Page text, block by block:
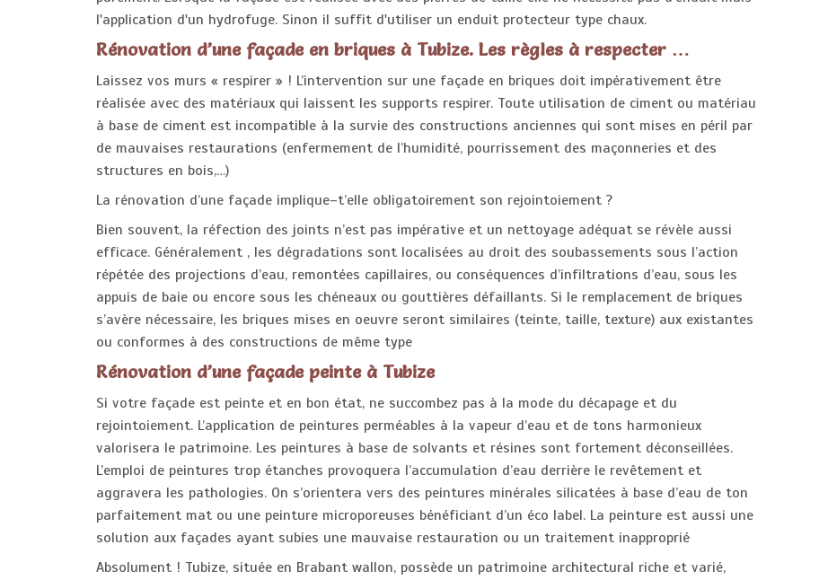
l'application d'un hydrofuge. Sinon il suffit d'utiliser un enduit protecteur type chaux.
Rénovation d’une façade en briques à Tubize. Les règles à respecter …
Laissez vos murs « respirer » ! L’intervention sur une façade en briques doit impérativement être
réalisée avec des matériaux qui laissent les supports respirer. Toute utilisation de ciment ou matériau
à base de ciment est incompatible à la survie des constructions anciennes qui sont mises en péril par
de mauvaises restaurations (enfermement de l’humidité, pourrissement des maçonneries et des
structures en bois,…)
La rénovation d’une façade implique–t’elle obligatoirement son rejointoiement ?
Bien souvent, la réfection des joints n’est pas impérative et un nettoyage adéquat se révèle aussi
efficace. Généralement , les dégradations sont localisées au droit des soubassements sous l’action
répétée des projections d’eau, remontées capillaires, ou conséquences d’infiltrations d’eau, sous les
appuis de baie ou encore sous les chéneaux ou gouttières défaillants. Si le remplacement de briques
s’avère nécessaire, les briques mises en oeuvre seront similaires (teinte, taille, texture) aux existantes
ou conformes à des constructions de même type
Rénovation d’une façade peinte à Tubize
Si votre façade est peinte et en bon état, ne succombez pas à la mode du décapage et du
rejointoiement. L’application de peintures perméables à la vapeur d’eau et de tons harmonieux
valorisera le patrimoine. Les peintures à base de solvants et résines sont fortement déconseillées.
L’emploi de peintures trop étanches provoquera l’accumulation d’eau derrière le revêtement et
aggravera les pathologies. On s’orientera vers des peintures minérales silicatées à base d’eau de ton
parfaitement mat ou une peinture microporeuses bénéficiant d’un éco label. La peinture est aussi une
solution aux façades ayant subies une mauvaise restauration ou un traitement inapproprié
Absolument ! Tubize, située en Brabant wallon, possède un patrimoine architectural riche et varié,